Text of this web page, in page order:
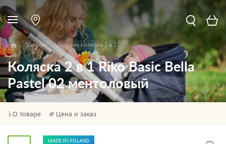
Каталог Детские коляски 2 в 1
Коляска 2 в 1 Riko Basic Bella
Pastel 02 ментоловый
О товаре Цена и заказ
MADE IN POLAND